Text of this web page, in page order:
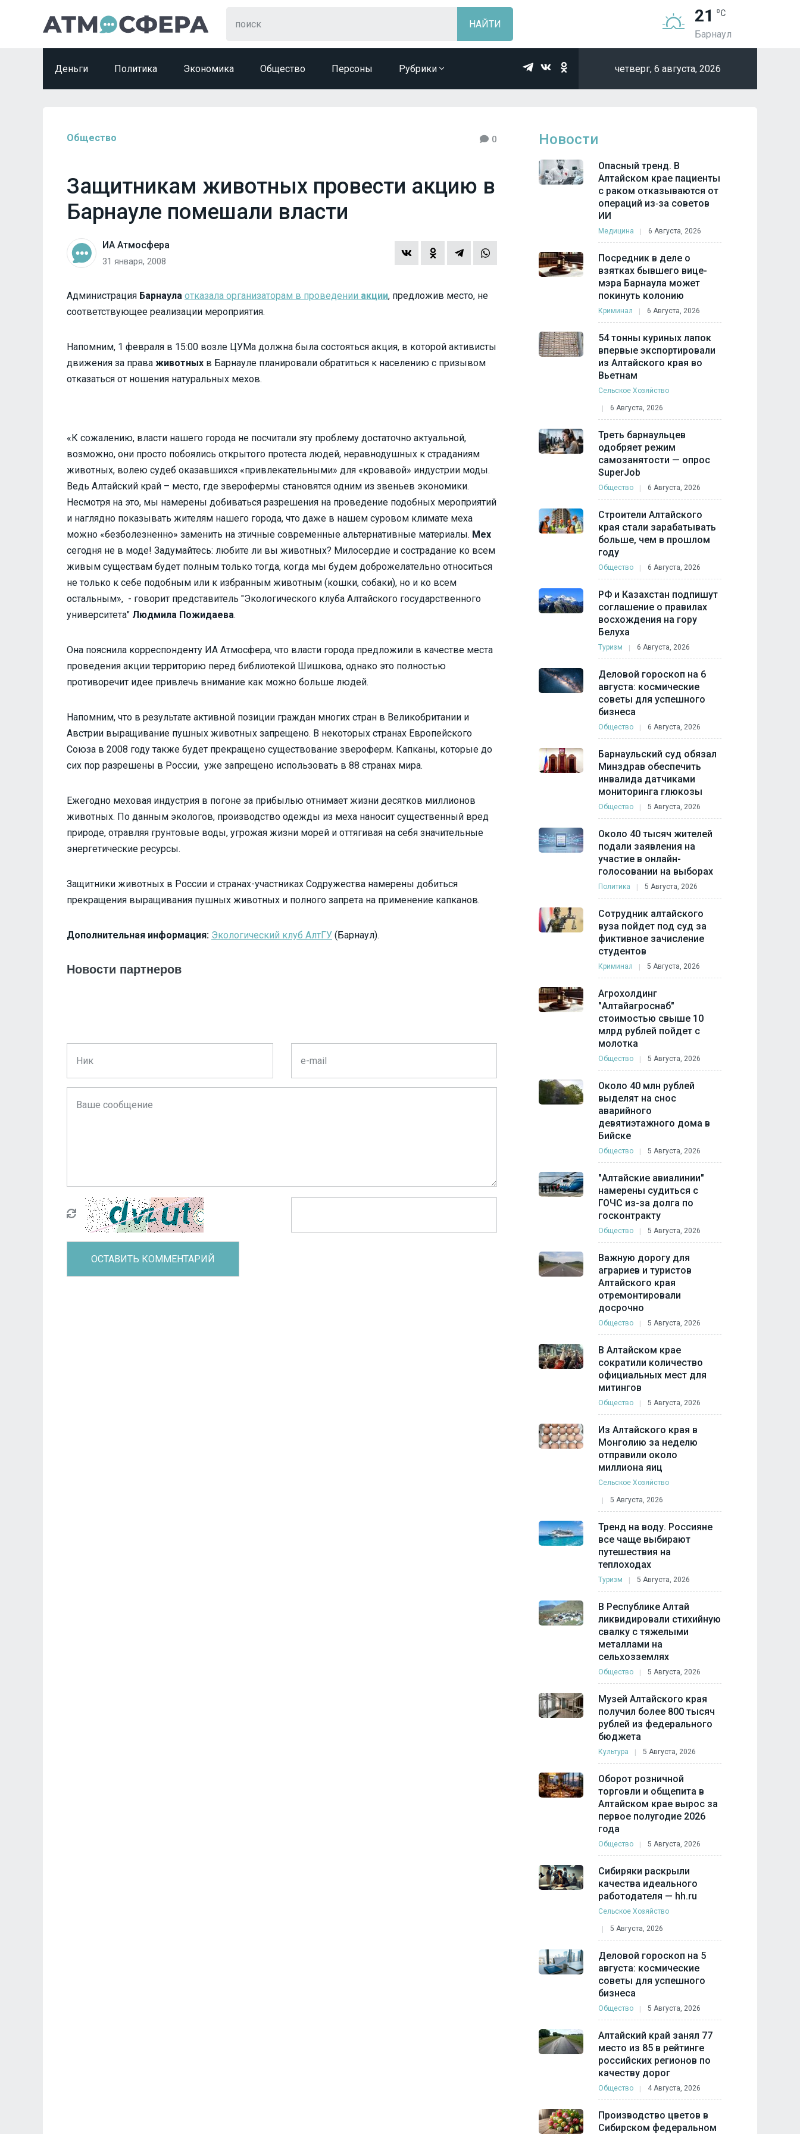
21
Барнаул
Деньги Политика Экономика Общество Персоны Рубрики четверг, 6 августа, 2026
Общество 0
Защитникам животных провести акцию в
Барнауле помешали власти
ИА Атмосфера
31 января, 2008
Администрация Барнаула отказала организаторам в проведении акции, предложив место, не
соответствующее реализации мероприятия.
Напомним, 1 февраля в 15:00 возле ЦУМа должна была состояться акция, в которой активисты
движения за права животных в Барнауле планировали обратиться к населению с призывом
отказаться от ношения натуральных мехов.
«К сожалению, власти нашего города не посчитали эту проблему достаточно актуальной,
возможно, они просто побоялись открытого протеста людей, неравнодушных к страданиям
животных, волею судеб оказавшихся «привлекательными» для «кровавой» индустрии моды.
Ведь Алтайский край – место, где зверофермы становятся одним из звеньев экономики.
Несмотря на это, мы намерены добиваться разрешения на проведение подобных мероприятий
и наглядно показывать жителям нашего города, что даже в нашем суровом климате меха
можно «безболезненно» заменить на этичные современные альтернативные материалы. Мех
сегодня не в моде! Задумайтесь: любите ли вы животных? Милосердие и сострадание ко всем
живым существам будет полным только тогда, когда мы будем доброжелательно относиться
не только к себе подобным или к избранным животным (кошки, собаки), но и ко всем
остальным», - говорит представитель "Экологического клуба Алтайского государственного
университета" Людмила Пожидаева.
Она пояснила корреспонденту ИА Атмосфера, что власти города предложили в качестве места
проведения акции территорию перед библиотекой Шишкова, однако это полностью
противоречит идее привлечь внимание как можно больше людей.
Напомним, что в результате активной позиции граждан многих стран в Великобритании и
Австрии выращивание пушных животных запрещено. В некоторых странах Европейского
Союза в 2008 году также будет прекращено существование звероферм. Капканы, которые до
сих пор разрешены в России, уже запрещено использовать в 88 странах мира.
Ежегодно меховая индустрия в погоне за прибылью отнимает жизни десятков миллионов
животных. По данным экологов, производство одежды из меха наносит существенный вред
природе, отравляя грунтовые воды, угрожая жизни морей и оттягивая на себя значительные
энергетические ресурсы.
Защитники животных в России и странах-участниках Содружества намерены добиться
прекращения выращивания пушных животных и полного запрета на применение капканов.
Дополнительная информация: Экологический клуб АлтГУ (Барнаул).
Новости партнеров
Новости
Опасный тренд. В
Алтайском крае пациенты
с раком отказываются от
операций из‑за советов
ИИ
Медицина 6 Августа, 2026
Посредник в деле о
взятках бывшего вице-
мэра Барнаула может
покинуть колонию
Криминал 6 Августа, 2026
54 тонны куриных лапок
впервые экспортировали
из Алтайского края во
Вьетнам
Сельское Хозяйство
6 Августа, 2026
Треть барнаульцев
одобряет режим
самозанятости — опрос
SuperJob
Общество 6 Августа, 2026
Строители Алтайского
края стали зарабатывать
больше, чем в прошлом
году
Общество 6 Августа, 2026
РФ и Казахстан подпишут
соглашение о правилах
восхождения на гору
Белуха
Туризм 6 Августа, 2026
Деловой гороскоп на 6
августа: космические
советы для успешного
бизнеса
Общество 6 Августа, 2026
Барнаульский суд обязал
Минздрав обеспечить
инвалида датчиками
мониторинга глюкозы
Общество 5 Августа, 2026
Около 40 тысяч жителей
подали заявления на
участие в онлайн-
голосовании на выборах
Политика 5 Августа, 2026
Сотрудник алтайского
вуза пойдет под суд за
фиктивное зачисление
студентов
Криминал 5 Августа, 2026
Агрохолдинг
"Алтайагроснаб"
стоимостью свыше 10
млрд рублей пойдет с
молотка
Общество 5 Августа, 2026
Около 40 млн рублей
выделят на снос
аварийного
девятиэтажного дома в
Бийске
Общество 5 Августа, 2026
"Алтайские авиалинии"
намерены судиться с
ГОЧС из-за долга по
госконтракту
Общество 5 Августа, 2026
Важную дорогу для
аграриев и туристов
Алтайского края
отремонтировали
досрочно
Общество 5 Августа, 2026
В Алтайском крае
сократили количество
официальных мест для
митингов
Общество 5 Августа, 2026
Из Алтайского края в
Монголию за неделю
отправили около
миллиона яиц
Сельское Хозяйство
5 Августа, 2026
Тренд на воду. Россияне
все чаще выбирают
путешествия на
теплоходах
Туризм 5 Августа, 2026
В Республике Алтай
ликвидировали стихийную
свалку с тяжелыми
металлами на
сельхозземлях
Общество 5 Августа, 2026
Музей Алтайского края
получил более 800 тысяч
рублей из федерального
бюджета
Культура 5 Августа, 2026
Оборот розничной
торговли и общепита в
Алтайском крае вырос за
первое полугодие 2026
года
Общество 5 Августа, 2026
Сибиряки раскрыли
качества идеального
работодателя — hh.ru
Сельское Хозяйство
5 Августа, 2026
Деловой гороскоп на 5
августа: космические
советы для успешного
бизнеса
Общество 5 Августа, 2026
Алтайский край занял 77
место из 85 в рейтинге
российских регионов по
качеству дорог
Общество 4 Августа, 2026
Производство цветов в
Сибирском федеральном